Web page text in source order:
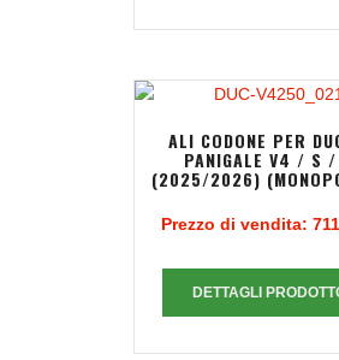
ALI CODONE PER
PANIGALE V4 / S
(2025/2026)
Prezzo di vendita:
DETTAGLI